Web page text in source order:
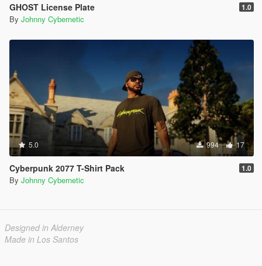
GHOST License Plate 1.0
By Johnny Cybernetic
5.0 994 17
Cyberpunk 2077 T-Shirt Pack 1.0
By Johnny Cybernetic
Designed in Alderney
Made in Los Santos